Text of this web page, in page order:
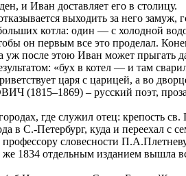
и Иван доставляет его в столицу.
выходить за него
котла: один — с холодной
он первым все это проделал.
уж после этою Иван может прыгать
«бух в котел — и там
царя с царицей, а во
– русский поэт,
где служил отец: крепость
в С.-Петербург, куда и переехал
словесности
1834 отдельным изданием вышла